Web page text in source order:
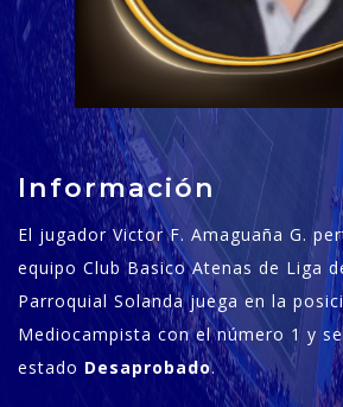
Información
El jugador Victor F. Amaguaña G.
equipo Club Basico Atenas de Liga
Parroquial Solanda juega en la
Mediocampista con el número 1 y
estado Desaprobado.